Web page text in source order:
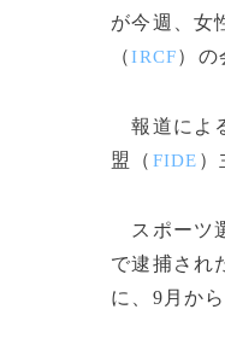
が今週、女
（IRCF）の
報道によ
盟（ FIDE ）
スポーツ
で逮捕され
に、9月か